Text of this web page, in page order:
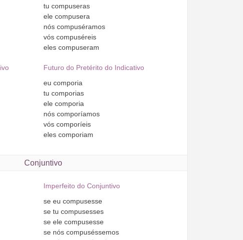
tu compuseras
ele compusera
nóscompuséramos
vóscompuséreis
elescompuseram
Futuro do Pretérito do Indicativo
eu comporia
tu comporias
ele comporia
nóscomporíamos
vóscomporíeis
elescomporiam
Conjuntivo
Imperfeito do Conjuntivo
se eu compusesse
se tu compusesses
se ele compusesse
se nóscompuséssemos